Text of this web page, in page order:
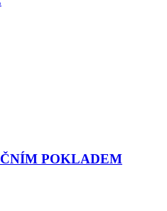
POKLADEM